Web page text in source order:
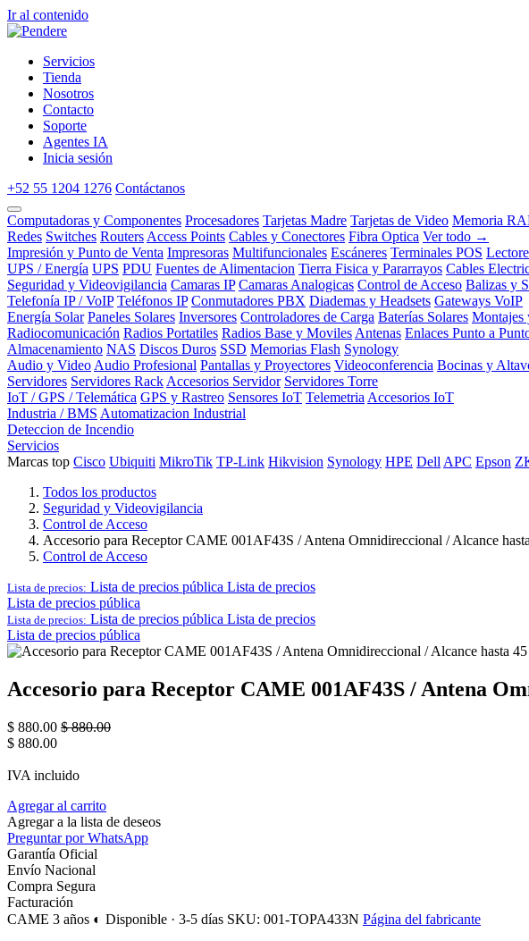
Ir al contenido
Servicios
Tienda
Nosotros
Contacto
Soporte
Agentes IA
Inicia sesión
+52 55 1204 1276 Contáctanos
Computadoras y Componentes Procesadores Tarjetas Madre Tarjetas de Video Memoria
Redes Switches Routers Access Points Cables y Conectores Fibra Optica Ver todo →
Impresión y Punto de Venta Impresoras Multifuncionales Escáneres Terminales POS
UPS / Energía UPS PDU Fuentes de Alimentacion Tierra Fisica y Pararrayos Cables
Seguridad y Videovigilancia Camaras IP Camaras Analogicas Control de Acceso Balizas y
Telefonía IP / VoIP Teléfonos IP Conmutadores PBX Diademas y Headsets Gateways VoIP
Energía Solar Paneles Solares Inversores Controladores de Carga Baterías Solares Montajes
Radiocomunicación Radios Portatiles Radios Base y Moviles Antenas Enlaces Punto a
Almacenamiento NAS Discos Duros SSD Memorias Flash Synology
Audio y Video Audio Profesional Pantallas y Proyectores Videoconferencia Bocinas y
Servidores Servidores Rack Accesorios Servidor Servidores Torre
IoT / GPS / Telemática GPS y Rastreo Sensores IoT Telemetria Accesorios IoT
Industria / BMS Automatizacion Industrial
Deteccion de Incendio
Servicios
Marcas top Cisco Ubiquiti MikroTik TP-Link Hikvision Synology HPE Dell APC Epson
Todos los productos
Seguridad y Videovigilancia
Control de Acceso
Accesorio para Receptor CAME 001AF43S / Antena Omnidireccional / Alcance
Control de Acceso
Lista de precios: Lista de precios pública Lista de precios
Lista de precios pública
Lista de precios: Lista de precios pública Lista de precios
Lista de precios pública
Accesorio para Receptor CAME 001AF43S / Antena
$ 880.00 $880.00
$ 880.00
IVA incluido
Agregar al carrito
Agregar a la lista de deseos
Preguntar por WhatsApp
Garantía Oficial
Envío Nacional
Compra Segura
Facturación
CAME 3 años ◐ Disponible · 3-5 días SKU: 001-TOPA433N Página del fabricante